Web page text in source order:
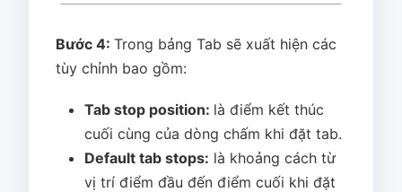
Bước 4: Trong bảng Tab sẽ xuất hiện các
tùy chỉnh bao gồm:
Tab stop position: là điểm kết thúc
cuối cùng của dòng chấm khi đặt tab.
Default tab stops: là khoảng cách từ
vị trí điểm đầu đến điểm cuối khi đặt